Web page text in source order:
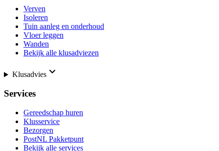
Verven
Isoleren
Tuin aanleg en onderhoud
Vloer leggen
Wanden
Bekijk alle klusadviezen
Klusadvies
Services
Gereedschap huren
Klusservice
Bezorgen
PostNL Pakketpunt
Bekijk alle services